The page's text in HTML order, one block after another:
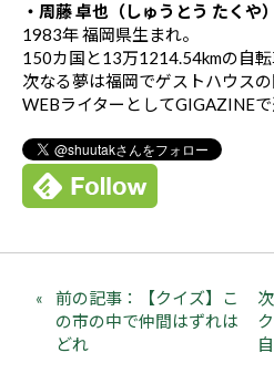
・周藤 卓也（しゅうとう たくや）
1983年 福岡県生まれ。
150カ国と13万1214.54kmの自転
次なる夢は福岡でゲストハウスの
WEBライターとしてGIGAZINE
前の記事：【クイズ】こ
の市の中で仲間はずれは
どれ